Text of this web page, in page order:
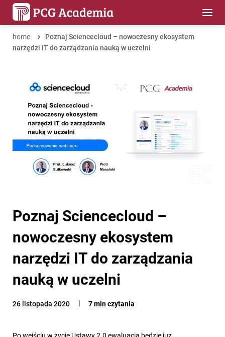
home
Poznaj Sciencecloud – nowoczesny ekosystem
narzędzi IT do zarządzania nauką w uczelni
Poznaj Sciencecloud –
nowoczesny ekosystem
narzędzi IT do zarządzania
nauką w uczelni
26 listopada 2020 7 min czytania